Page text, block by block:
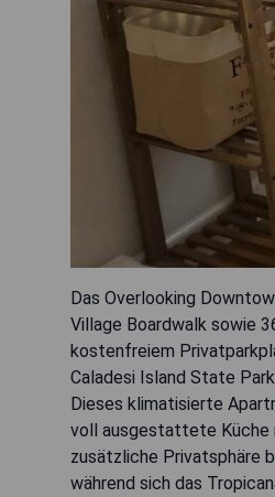
Das Overlooking
Village Boardwalk sowie
kostenfreiem
Caladesi Island State
Dieses klimatisierte
voll ausgestattete Küche
zusätzliche Privatsphäre
während sich das